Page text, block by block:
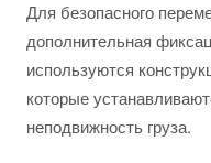
Для безопасного
дополнительная
используются
которые
неподвижность груза.